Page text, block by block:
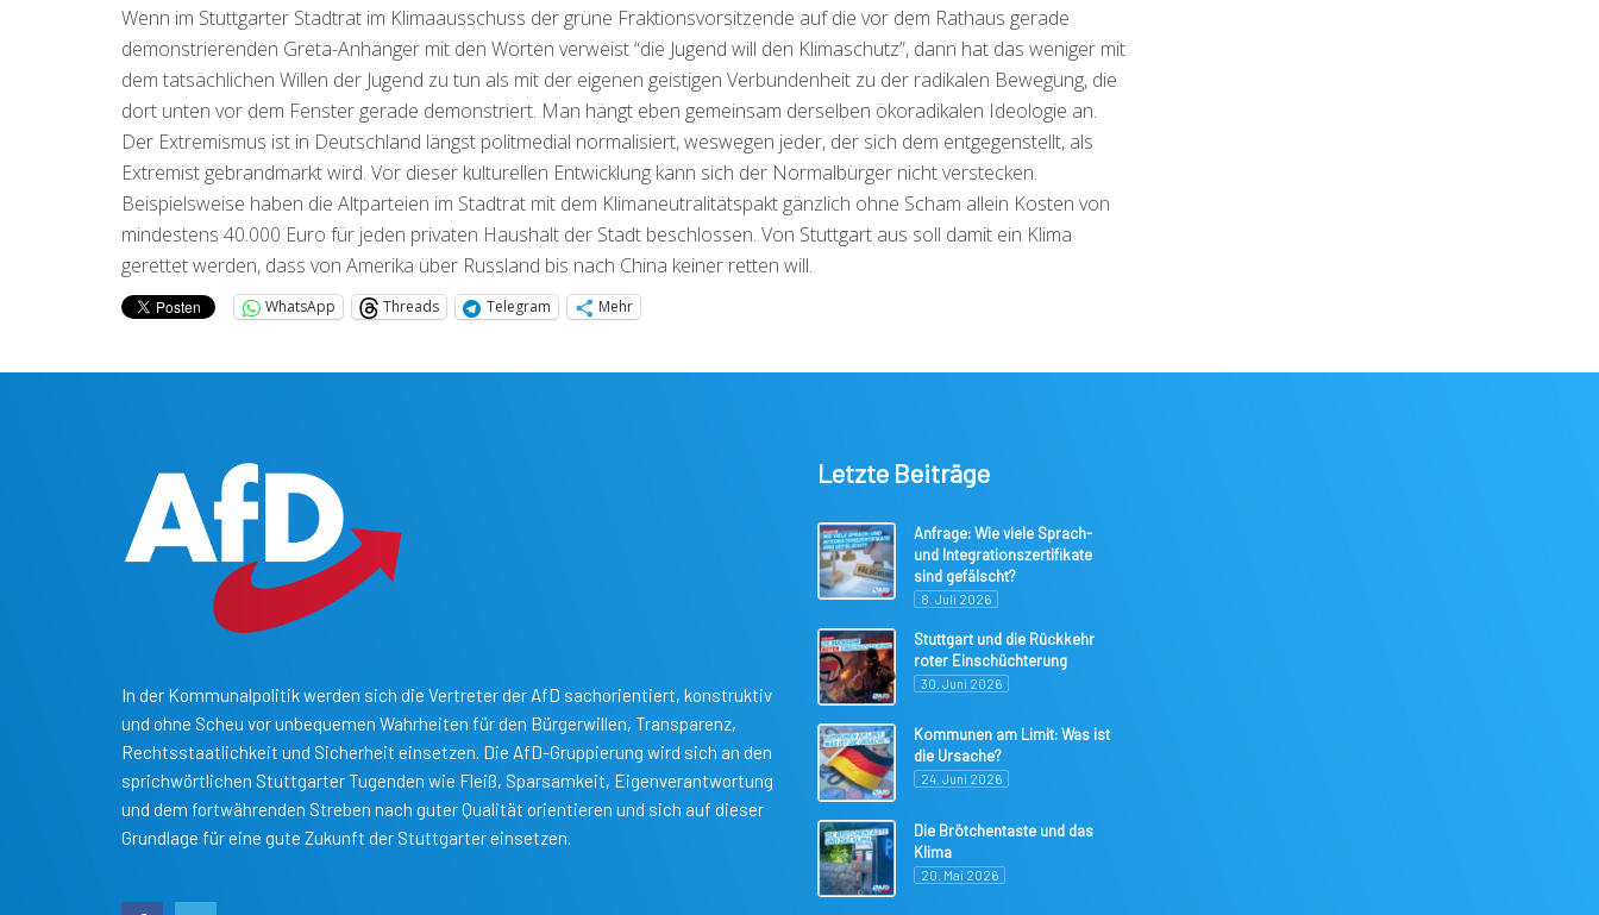
Wenn im Stuttgarter Stadtrat im Klimaausschuss der grüne Fraktionsvorsitzende auf die vor dem Rathaus gerade
demonstrierenden Greta-Anhänger mit den Worten verweist “die Jugend will den Klimaschutz”, dann hat das weniger mit
dem tatsächlichen Willen der Jugend zu tun als mit der eigenen geistigen Verbundenheit zu der radikalen Bewegung, die
dort unten vor dem Fenster gerade demonstriert. Man hängt eben gemeinsam derselben ökoradikalen Ideologie an.
Der Extremismus ist in Deutschland längst politmedial normalisiert, weswegen jeder, der sich dem entgegenstellt, als
Extremist gebrandmarkt wird. Vor dieser kulturellen Entwicklung kann sich der Normalbürger nicht verstecken.
Beispielsweise haben die Altparteien im Stadtrat mit dem Klimaneutralitätspakt gänzlich ohne Scham allein Kosten von
mindestens 40.000 Euro für jeden privaten Haushalt der Stadt beschlossen. Von Stuttgart aus soll damit ein Klima
gerettet werden, dass von Amerika über Russland bis nach China keiner retten will.
WhatsApp Threads Telegram Mehr
In der Kommunalpolitik werden sich die Vertreter der AfD sachorientiert, konstruktiv
und ohne Scheu vor unbequemen Wahrheiten für den Bürgerwillen, Transparenz,
Rechtsstaatlichkeit und Sicherheit einsetzen. Die AfD-Gruppierung wird sich an den
sprichwörtlichen Stuttgarter Tugenden wie Fleiß, Sparsamkeit, Eigenverantwortung
und dem fortwährenden Streben nach guter Qualität orientieren und sich auf dieser
Grundlage für eine gute Zukunft der Stuttgarter einsetzen.
Letzte Beiträge
Anfrage: Wie viele Sprach-
und Integrationszertifikate
sind gefälscht?
8. Juli 2026
Stuttgart und die Rückkehr
roter Einschüchterung
30. Juni 2026
Kommunen am Limit: Was ist
die Ursache?
24. Juni 2026
Die Brötchentaste und das
Klima
20. Mai 2026